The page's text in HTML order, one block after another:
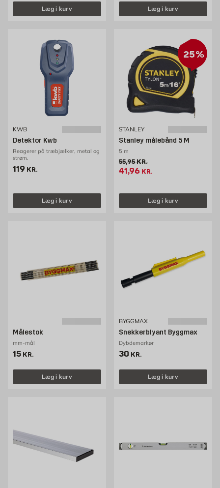
Læg i kurv Læg i kurv
KWB
Detektor Kwb
Reagerer på træbjælker, metal og
strøm.
Pris 119 kr. /stk
119 KR.
Læg i kurv
25%
STANLEY
Stanley målebånd 5 M
5 m
Gammel pris 55.95 kr. /stk
55,95KR.
Tilbudspris 41.96 kr. /stk
41,96 KR.
Læg i kurv
Målestok
mm-mål
Pris 15 kr. /stk
15 KR.
Læg i kurv
BYGGMAX
Snekkerblyant Byggmax
Dybdemarkør
Pris 30 kr. /stk
30 KR.
Læg i kurv